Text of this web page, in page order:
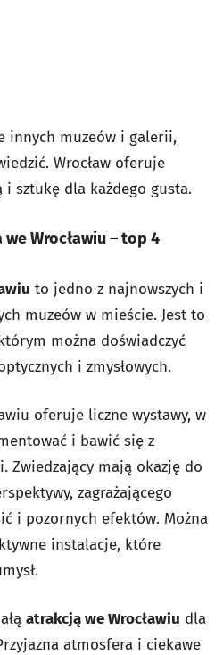
innych muzeów i galerii,
Wrocław oferuje
sztukę dla każdego gusta.
Wrocławiu – top 4
to jedno z najnowszych i
muzeów w mieście. Jest to
można doświadczyć
i zmysłowych.
oferuje liczne wystawy, w
i bawić się z
Zwiedzający mają okazję do
zagrażającego
i pozornych efektów. Można
instalacje, które
atrakcją we Wrocławiu dla
atmosfera i ciekawe